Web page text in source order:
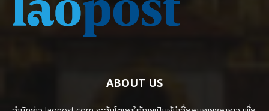
ABOUT US